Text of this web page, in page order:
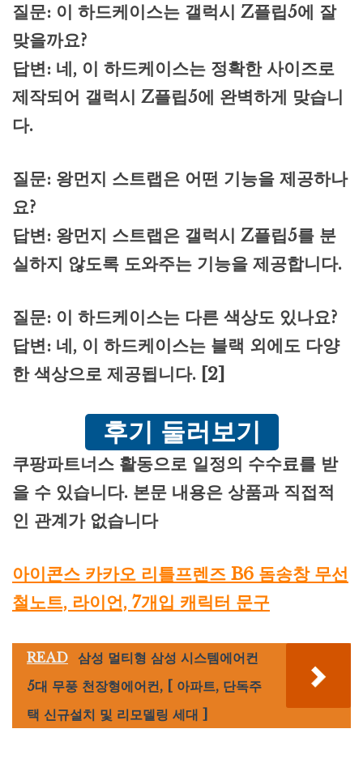
질문: 이 하드케이스는 갤럭시 Z플립5에 잘
맞을까요?
답변: 네, 이 하드케이스는 정확한 사이즈로
제작되어 갤럭시 Z플립5에 완벽하게 맞습니
다.
질문: 왕먼지 스트랩은 어떤 기능을 제공하나
요?
답변: 왕먼지 스트랩은 갤럭시 Z플립5를 분
실하지 않도록 도와주는 기능을 제공합니다.
질문: 이 하드케이스는 다른 색상도 있나요?
답변: 네, 이 하드케이스는 블랙 외에도 다양
한 색상으로 제공됩니다. [2]
후기 둘러보기
쿠팡파트너스 활동으로 일정의 수수료를 받
을 수 있습니다. 본문 내용은 상품과 직접적
인 관계가 없습니다
아이콘스 카카오 리틀프렌즈 B6 돔송창 무선
철노트, 라이언, 7개입 캐릭터 문구
READ 삼성 멀티형 삼성 시스템에어컨
5대 무풍 천장형에어컨, [ 아파트, 단독주
택 신규설치 및 리모델링 세대 ]